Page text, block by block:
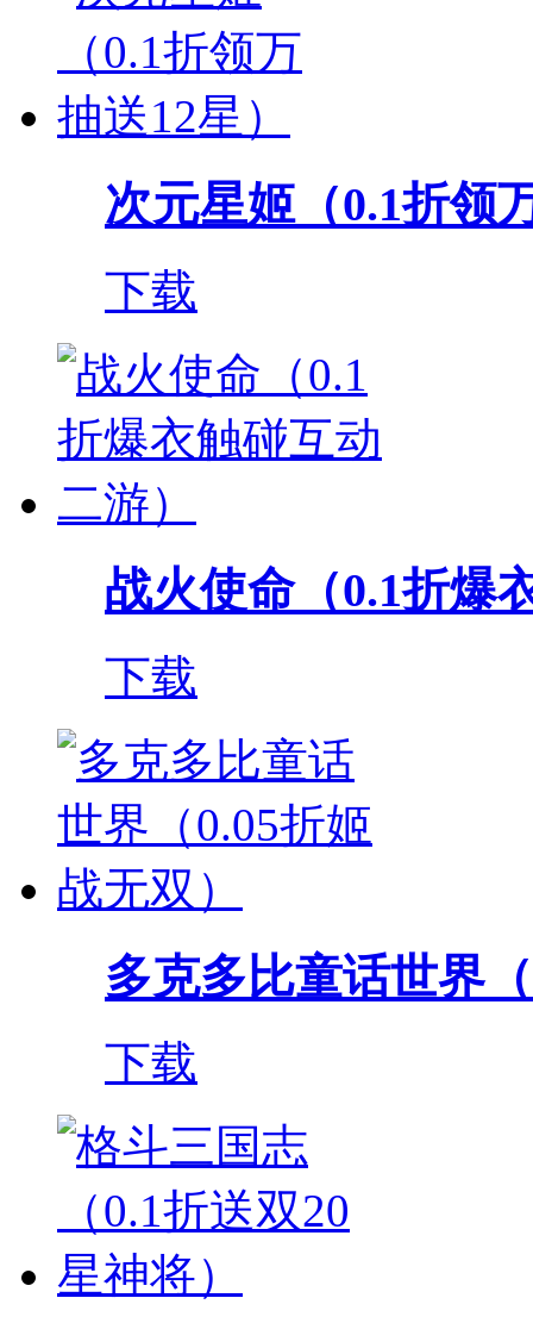
次元星姬（0.1折领
下载
战火使命（0.1折爆
下载
多克多比童话世界
下载